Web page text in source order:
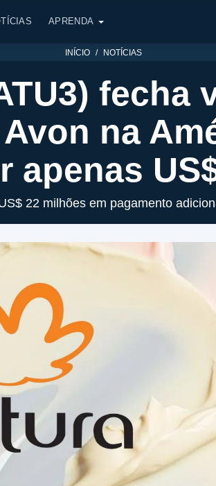
APRENDA
INÍCIO NOTÍCIAS
fecha
na
apenas
22 milhões em pagamento